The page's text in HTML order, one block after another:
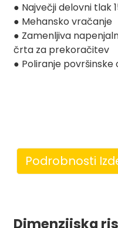
● Največji delovni tlak
● Mehansko vračanje
● Zamenljiva
črta za prekoračitev
● Poliranje površinske
Podrobnosti
Dimenzijska